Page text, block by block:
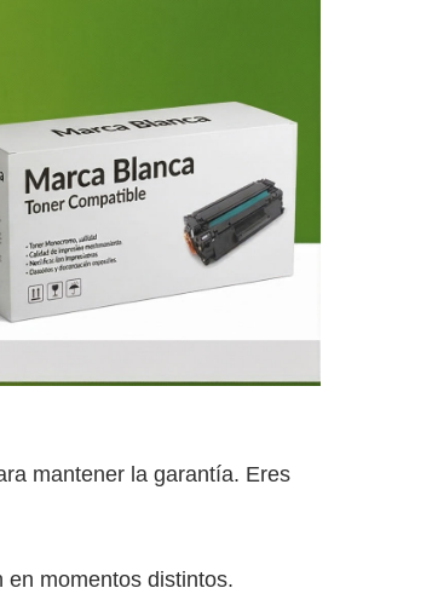
mantener la garantía. Eres
momentos distintos.